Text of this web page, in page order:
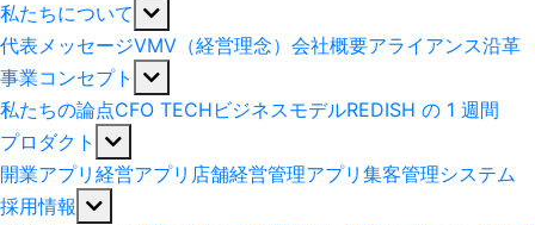
私たちについて
代表メッセージVMV（経営理念） 会社概要アライアンス沿革
事業コンセプト
私たちの論点CFO TECH ビジネスモデルREDISH の 1 週間
プロダクト
開業アプリ 経営アプリ 店舗経営管理アプリ 集客管理システム
採用情報